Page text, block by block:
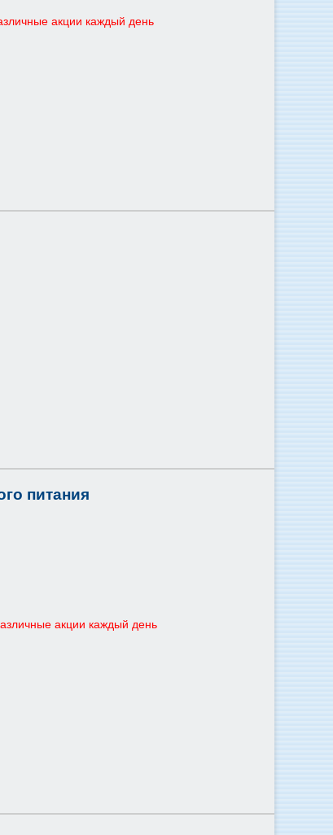
акции каждый день
питания
акции каждый день